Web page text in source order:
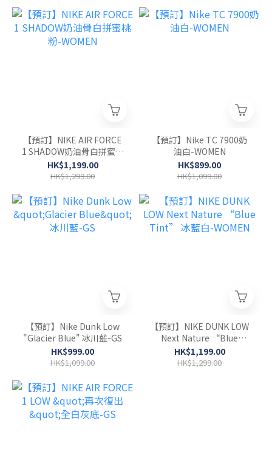
【預訂】NIKE AIR FORCE
1 SHADOW奶油骨白拼蜜桃
粉-WOMEN
HK$1,199.00
HK$1,299.00
【預訂】Nike TC 7900奶
油白-WOMEN
HK$899.00
HK$1,099.00
【預訂】Nike Dunk Low
"Glacier Blue" 冰川藍-GS
HK$999.00
HK$1,099.00
【預訂】NIKE DUNK LOW
Next Nature “Blue
Tint” 冰藍白-WOMEN
HK$1,199.00
HK$1,299.00